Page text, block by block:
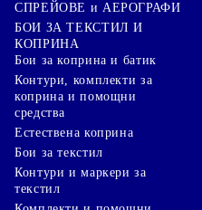
СПРЕЙОВЕ и АЕРОГРАФИ
БОИ ЗА ТЕКСТИЛ И
КОПРИНА
Бои за коприна и батик
Контури, комплекти за
коприна и помощни
средства
Естествена коприна
Бои за текстил
Контури и маркери за
текстил